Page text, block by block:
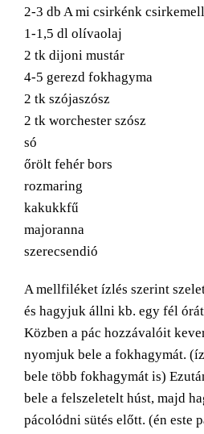
2-3 db A mi csirkénk
1-1,5 dl olívaolaj
2 tk dijoni mustár
4-5 gerezd fokhagyma
2 tk szójaszósz
2 tk worchester szósz
só
őrölt fehér bors
rozmaring
kakukkfű
majoranna
szerecsendió
A mellfiléket ízlés szerint
és hagyjuk állni kb. egy fél
Közben a pác hozzávalóit
nyomjuk bele a fokhagymát.
bele több fokhagymát is)
bele a felszeletelt húst, majd
pácolódni sütés előtt. (én este